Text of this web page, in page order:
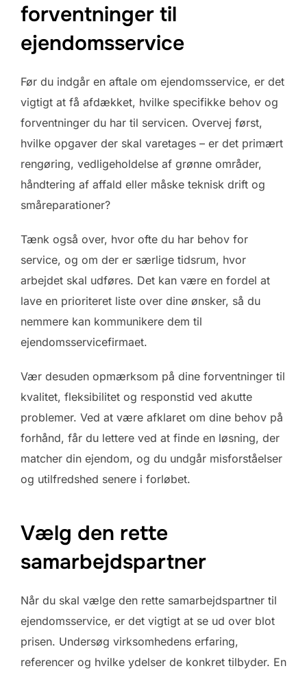
forventninger til
ejendomsservice
Før du indgår en aftale om ejendomsservice, er det
vigtigt at få afdækket, hvilke specifikke behov og
forventninger du har til servicen. Overvej først,
hvilke opgaver der skal varetages – er det primært
rengøring, vedligeholdelse af grønne områder,
håndtering af affald eller måske teknisk drift og
småreparationer?
Tænk også over, hvor ofte du har behov for
service, og om der er særlige tidsrum, hvor
arbejdet skal udføres. Det kan være en fordel at
lave en prioriteret liste over dine ønsker, så du
nemmere kan kommunikere dem til
ejendomsservicefirmaet.
Vær desuden opmærksom på dine forventninger til
kvalitet, fleksibilitet og responstid ved akutte
problemer. Ved at være afklaret om dine behov på
forhånd, får du lettere ved at finde en løsning, der
matcher din ejendom, og du undgår misforståelser
og utilfredshed senere i forløbet.
Vælg den rette
samarbejdspartner
Når du skal vælge den rette samarbejdspartner til
ejendomsservice, er det vigtigt at se ud over blot
prisen. Undersøg virksomhedens erfaring,
referencer og hvilke ydelser de konkret tilbyder. En